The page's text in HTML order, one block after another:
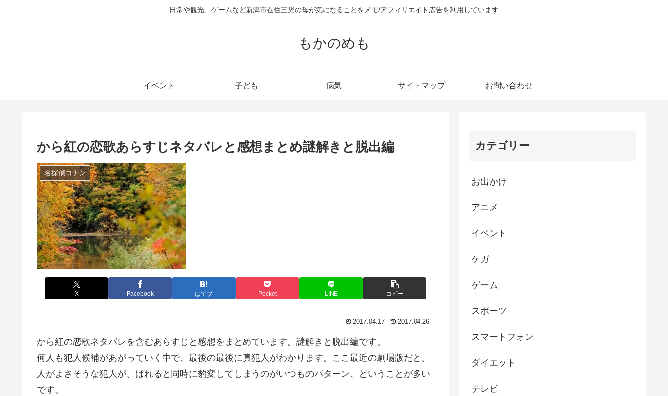
日常や観光、ゲームなど新潟市在住三児の母が気になることをメモ/アフィリエイト広告を利用しています
もかのめも
イベント 子ども 病気 サイトマップ お問い合わせ
から紅の恋歌あらすじネタバレと感想まとめ謎解きと脱出編
名探偵コナン
X Facebook はてブ Pocket LINE コピー
2017.04.17 2017.04.26
から紅の恋歌ネタバレを含むあらすじと感想をまとめています。謎解きと脱出編です。
何人も犯人候補があがっていく中で、最後の最後に真犯人がわかります。ここ最近の劇場版だと、
人がよさそうな犯人が、ばれると同時に豹変してしまうのがいつものパターン、ということが多い
です。
カテゴリー
お出かけ
アニメ
イベント
ケガ
ゲーム
スポーツ
スマートフォン
ダイエット
テレビ